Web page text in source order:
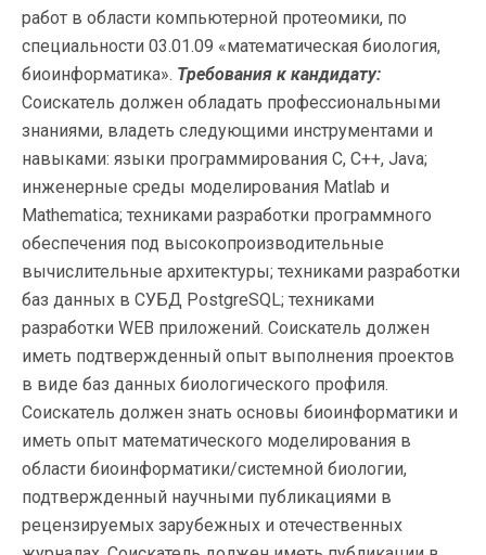
работ в области компьютерной протеомики, по
специальности 03.01.09 «математическая биология,
биоинформатика». Требования к кандидату:
Соискатель должен обладать профессиональными
знаниями, владеть следующими инструментами и
навыками: языки программирования С, C++, Java;
инженерные среды моделирования Matlab и
Mathematica; техниками разработки программного
обеспечения под высокопроизводительные
вычислительные архитектуры; техниками разработки
баз данных в СУБД PostgreSQL; техниками
разработки WEB приложений. Соискатель должен
иметь подтвержденный опыт выполнения проектов
в виде баз данных биологического профиля.
Соискатель должен знать основы биоинформатики и
иметь опыт математического моделирования в
области биоинформатики/системной биологии,
подтвержденный научными публикациями в
рецензируемых зарубежных и отечественных